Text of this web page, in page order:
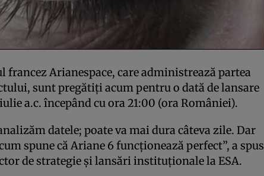
francez Arianespace, care administrează partea
sunt pregătiți acum pentru o dată de lansare
a.c. începând cu ora 21:00 (ora României).
datele; poate va mai dura câteva zile. Dar
spune că Ariane 6 funcționează perfect”, a spus
de strategie și lansări instituționale la ESA.